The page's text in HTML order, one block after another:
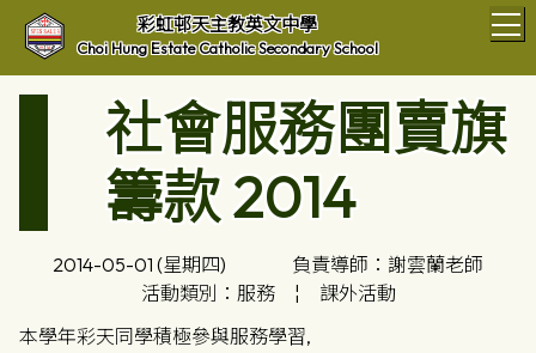
彩虹邨天主教英文中學
Choi Hung Estate Catholic Secondary School
社會服務團賣旗
籌款 2014
2014-05-01 (星期四)
負責導師：謝雲蘭老師
活動類別：服務
¦
課外活動
本學年彩天同學積極參與服務學習,